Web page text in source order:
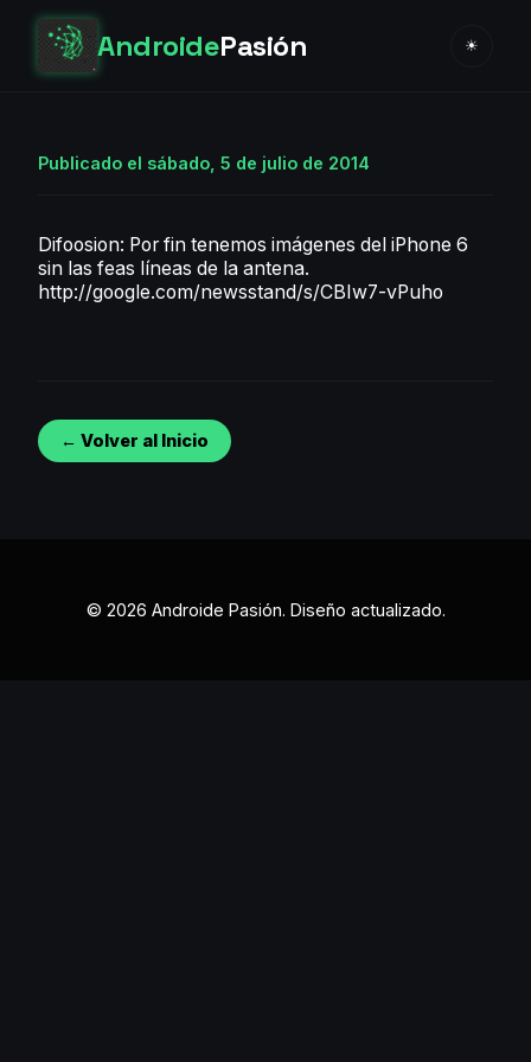
AndroidePasión ☀
Publicado el sábado, 5 de julio de 2014
Difoosion: Por fin tenemos imágenes del iPhone 6
sin las feas líneas de la antena.
http://google.com/newsstand/s/CBIw7-vPuho
← Volver al Inicio
© 2026 Androide Pasión. Diseño actualizado.